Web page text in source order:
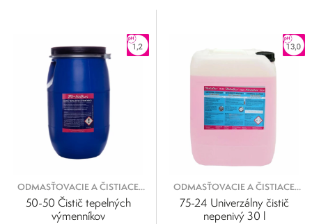
Výrobcovia
Metaflux
Metaflux Greenline
ODMASŤOVACIE A ČISTIACE
KVAPALINY
50-50 Čistič tepelných
výmenníkov
ODMASŤOVACIE A ČISTIACE
KVAPALINY
75-24 Univerzálny čistič
nepenivý 30 l